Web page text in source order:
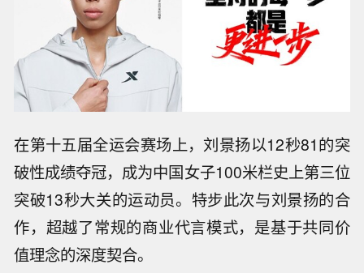
在第十五届全运会赛场上，刘景扬以12秒81的突
破性成绩夺冠，成为中国女子100米栏史上第三位
突破13秒大关的运动员。特步此次与刘景扬的合
作，超越了常规的商业代言模式，是基于共同价
值理念的深度契合。